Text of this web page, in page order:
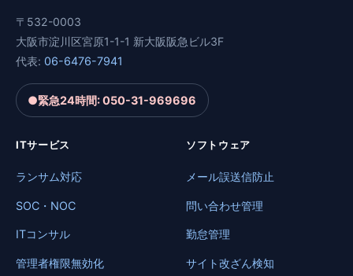
〒532-0003
大阪市淀川区宮原1-1-1 新大阪阪急ビル3F
代表: 06-6476-7941
●緊急24時間: 050-31-969696
ITサービス
ランサム対応
SOC・NOC
ITコンサル
管理者権限無効化
ソフトウェア
メール誤送信防止
問い合わせ管理
勤怠管理
サイト改ざん検知